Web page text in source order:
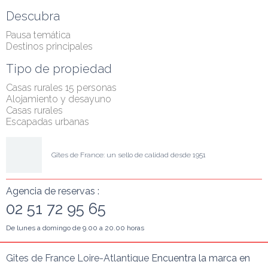
c'est nous...
Descubra
Pausa temática
Destinos principales
Tipo de propiedad
Casas rurales 15 personas
Alojamiento y desayuno
Casas rurales
Escapadas urbanas
Gîtes de France: un sello de calidad desde 1951
Agencia de reservas :
02 51 72 95 65
De lunes a domingo de 9.00 a 20.00 horas
Gîtes de France Loire-Atlantique Encuentra la marca en